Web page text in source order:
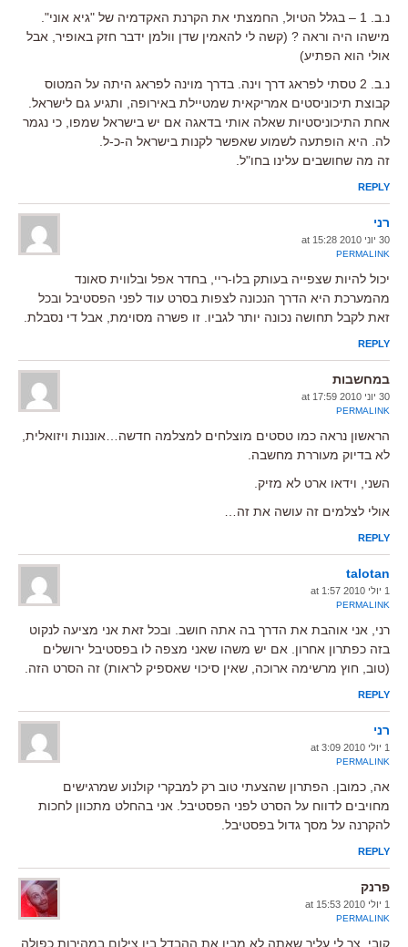
נ.ב. 1 – בגלל הטיול, החמצתי את הקרנת האקדמיה של "גיא אוני".
מישהו היה וראה ? (קשה לי להאמין שדן וולמן ידבר חזק באופיר, אבל
אולי הוא הפתיע)
נ.ב. 2 טסתי לפראג דרך וינה. בדרך מוינה לפראג היתה על המטוס
קבוצת תיכוניסטים אמריקאית שמטיילת באירופה, ותגיע גם לישראל.
אחת התיכוניסטיות שאלה אותי בדאגה אם יש בישראל שמפו, כי נגמר
לה. היא הופתעה לשמוע שאפשר לקנות בישראל ה-כ-ל.
זה מה שחושבים עלינו בחו"ל.
REPLY
רני
30 יוני 2010 at 15:28
PERMALINK
יכול להיות שצפייה בעותק בלו-ריי, בחדר אפל ובלווית סאונד
מהמערכת היא הדרך הנכונה לצפות בסרט עוד לפני הפסטיבל ובכל
זאת לקבל תחושה נכונה יותר לגביו. זו פשרה מסוימת, אבל די נסבלת.
REPLY
במחשבות
30 יוני 2010 at 17:59
PERMALINK
הראשון נראה כמו טסטים מוצלחים למצלמה חדשה…אוננות ויזואלית,
לא בדיוק מעוררת מחשבה.
השני, וידאו ארט לא מזיק.
אולי לצלמים זה עושה את זה…
REPLY
talotan
1 יולי 2010 at 1:57
PERMALINK
רני, אני אוהבת את הדרך בה אתה חושב. ובכל זאת אני מציעה לנקוט
בזה כפתרון אחרון. אם יש משהו שאני מצפה לו בפסטיבל ירושלים
(טוב, חוץ מרשימה ארוכה, שאין סיכוי שאספיק לראות) זה הסרט הזה.
REPLY
רני
1 יולי 2010 at 3:09
PERMALINK
אה, כמובן. הפתרון שהצעתי טוב רק למבקרי קולנוע שמרגישים
מחויבים לדווח על הסרט לפני הפסטיבל. אני בהחלט מתכוון לחכות
להקרנה על מסך גדול בפסטיבל.
REPLY
פרנק
1 יולי 2010 at 15:53
PERMALINK
קובי, צר לי עליך שאתה לא מבין את ההבדל בין צילום במהירות כפולה